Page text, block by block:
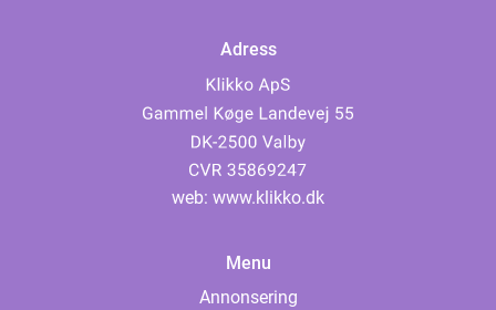
Adress
web: www.klikko.dk
Menu
Annonsering